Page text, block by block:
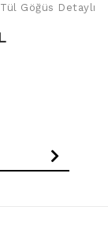
EKLE
Göğüs Detaylı